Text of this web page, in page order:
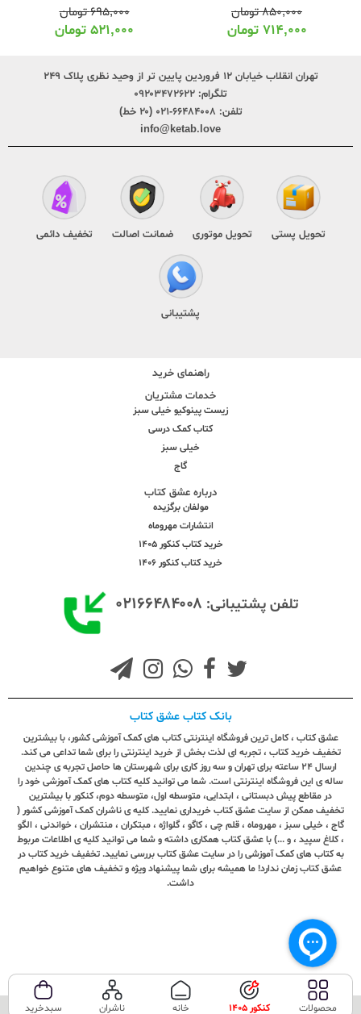
۸۵۰,۰۰۰تومان
۷۱۴,۰۰۰ تومان
۶۹۵,۰۰۰تومان
۵۲۱,۰۰۰ تومان
تهران انقلاب خیابان ۱۲ فروردین پایین تر از وحید نظری پلاک ۲۴۹
تلگرام: ۰۹۲۰۳۴۷۲۶۲۲
تلفن: ۶۶۴۸۴۰۰۸-۰۲۱ (۲۰ خط)
info@ketab.love
تحویل پستی تحویل موتوری ضمانت اصالت تخفیف دائمی
پشتیبانی
راهنمای خرید
خدمات مشتریان
زیست پینوکیو خیلی سبز
کتاب کمک درسی
خیلی سبز
گاج
درباره عشق کتاب
مولفان برگزیده
انتشارات مهروماه
خرید کتاب کنکور 1405
خرید کتاب کنکور 1406
تلفن پشتیبانی: ۰۲۱۶۶۴۸۴۰۰۸
بانک کتاب عشق کتاب
عشق کتاب ، کامل ترین فروشگاه اینترنتی کتاب های کمک آموزشی کشور، با بیشترین
تخفیف خرید کتاب ، تجربه ای لذت بخش از خرید اینترنتی را برای شما تداعی می کند.
ارسال ٢٤ ساعته برای تهران و سه روز کاری برای شهرستان ها حاصل تجربه ی چندین
ساله ی این فروشگاه اینترنتی است. شما می توانید کلیه کتاب های کمک آموزشی خود را
در مقاطع پیش دبستانی ، ابتدایی، متوسطه اول، متوسطه دوم، کنکور با بیشترین
تخفیف ممکن از سایت عشق کتاب خریداری نمایید. کلیه ی ناشران کمک آموزشی کشور (
گاج ، خیلی سبز ، مهروماه ، قلم چی ، کاگو ، گلواژه ، مبتکران ، منتشران ، خواندنی ، الگو
، کلاغ سپید ، و ...) با عشق کتاب همکاری داشته و شما می توانید کلیه ی اطلاعات مربوط
به کتاب های کمک آموزشی را در سایت عشق کتاب بررسی نمایید. تخفیف خرید کتاب در
عشق کتاب زمان ندارد! ما همیشه برای شما پیشنهاد ویژه و تخفیف های متنوع خواهیم
داشت.
تمامی حقوق این سایت متعلق به فروشگاه عشق کتاب می‌باشد. محصولات کنکور 1405 خانه ناشران سبدخرید